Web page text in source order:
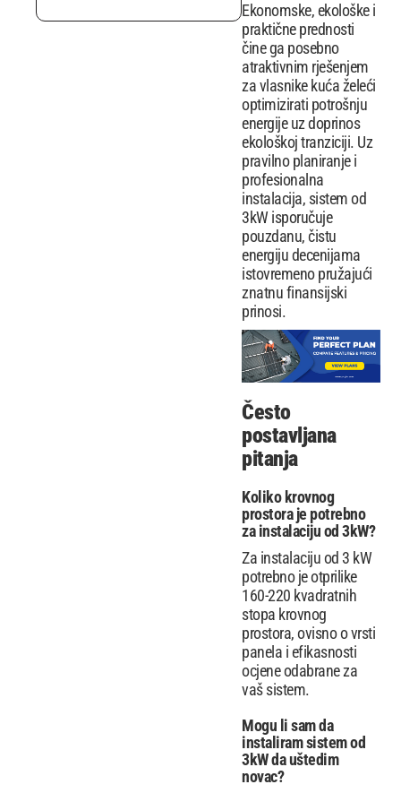
Ekonomske, ekološke i
praktične prednosti
čine ga posebno
atraktivnim rješenjem
za vlasnike kuća želeći
optimizirati potrošnju
energije uz doprinos
ekološkoj tranziciji. Uz
pravilno planiranje i
profesionalna
instalacija, sistem od
3kW isporučuje
pouzdanu, čistu
energiju decenijama
istovremeno pružajući
znatnu finansijski
prinosi.
Često
postavljana
pitanja
Koliko krovnog
prostora je potrebno
za instalaciju od 3kW?
Za instalaciju od 3 kW
potrebno je otprilike
160-220 kvadratnih
stopa krovnog
prostora, ovisno o vrsti
panela i efikasnosti
ocjene odabrane za
vaš sistem.
Mogu li sam da
instaliram sistem od
3kW da uštedim
novac?